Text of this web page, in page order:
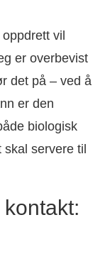
vil
er overbevist
det på – ved å
er den
biologisk
servere til